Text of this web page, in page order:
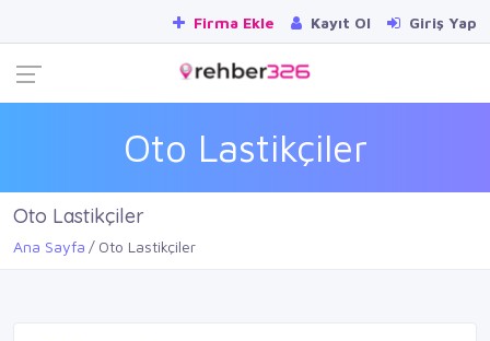
Firma Ekle Kayıt Ol Giriş Yap
Oto Lastikçiler
Oto Lastikçiler
Ana Sayfa Oto Lastikçiler